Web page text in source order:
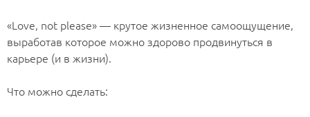
«Love, not please» — крутое жизненное самоощущение,
выработав которое можно здорово продвинуться в
карьере (и в жизни).
Что можно сделать: